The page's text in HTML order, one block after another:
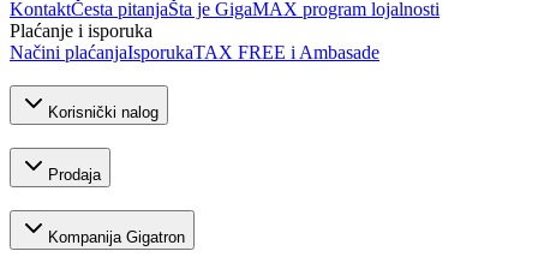
KontaktČesta pitanjaŠta je GigaMAX program lojalnosti
Plaćanje i isporuka
Načini plaćanjaIsporukaTAX FREE i Ambasade
Korisnički nalog
Prodaja
Kompanija Gigatron